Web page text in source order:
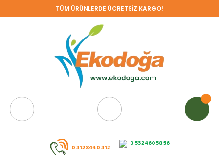
TÜM ÜRÜNLERDE ÜCRETSİZ KARGO!
0 312 844 0 312 0 532 460 58 56